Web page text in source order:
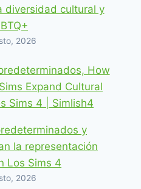
diversidad cultural y
2026
y
la representación
Los Sims 4
2026